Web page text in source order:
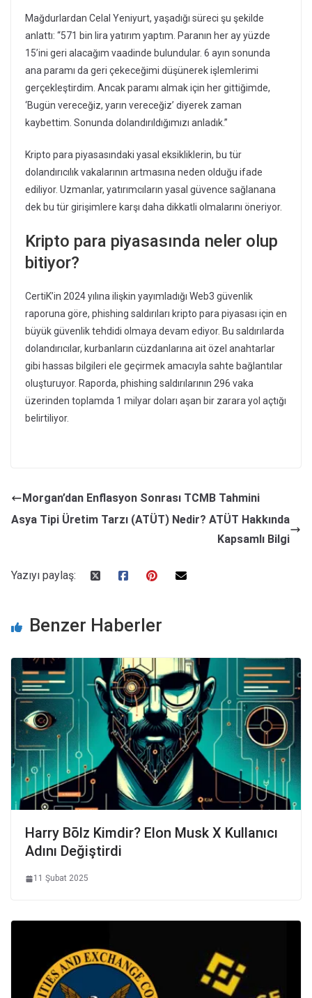
Mağdurlardan Celal Yeniyurt, yaşadığı süreci şu şekilde
anlattı: “571 bin lira yatırım yaptım. Paranın her ay yüzde
15’ini geri alacağım vaadinde bulundular. 6 ayın sonunda
ana paramı da geri çekeceğimi düşünerek işlemlerimi
gerçekleştirdim. Ancak paramı almak için her gittiğimde,
‘Bugün vereceğiz, yarın vereceğiz’ diyerek zaman
kaybettim. Sonunda dolandırıldığımızı anladık.”
Kripto para piyasasındaki yasal eksikliklerin, bu tür
dolandırıcılık vakalarının artmasına neden olduğu ifade
ediliyor. Uzmanlar, yatırımcıların yasal güvence sağlanana
dek bu tür girişimlere karşı daha dikkatli olmalarını öneriyor.
Kripto para piyasasında neler olup
bitiyor?
CertiK’in 2024 yılına ilişkin yayımladığı Web3 güvenlik
raporuna göre, phishing saldırıları kripto para piyasası için en
büyük güvenlik tehdidi olmaya devam ediyor. Bu saldırılarda
dolandırıcılar, kurbanların cüzdanlarına ait özel anahtarlar
gibi hassas bilgileri ele geçirmek amacıyla sahte bağlantılar
oluşturuyor. Raporda, phishing saldırılarının 296 vaka
üzerinden toplamda 1 milyar doları aşan bir zarara yol açtığı
belirtiliyor.
Morgan’dan Enflasyon Sonrası TCMB Tahmini
Asya Tipi Üretim Tarzı (ATÜT) Nedir? ATÜT Hakkında
Kapsamlı Bilgi
Yazıyı paylaş:
Benzer Haberler
Harry Bōlz Kimdir? Elon Musk X Kullanıcı
Adını Değiştirdi
11 Şubat 2025